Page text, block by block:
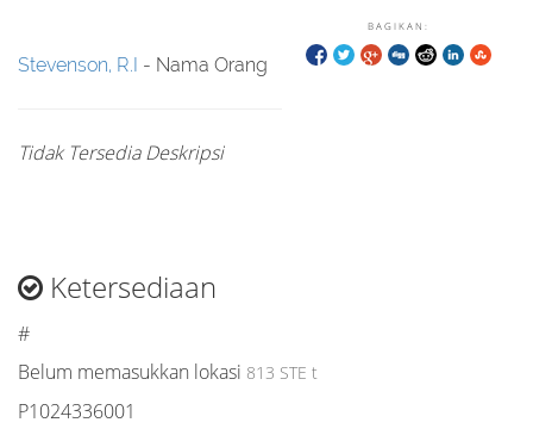
BAGIKAN:
Stevenson, R.I - Nama Orang
Tidak Tersedia Deskripsi
Ketersediaan
#
Belum memasukkan lokasi 813 STE t
P1024336001